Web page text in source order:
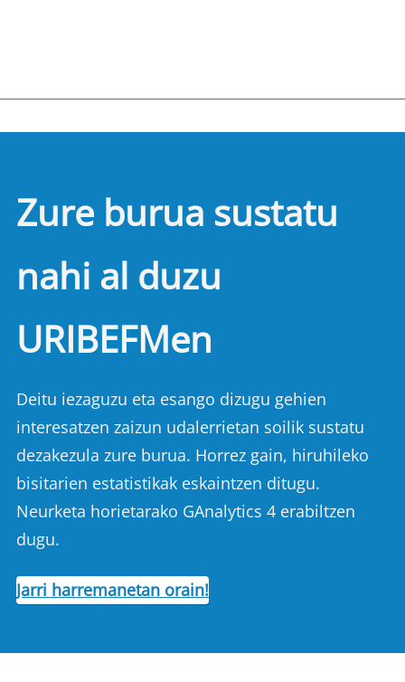
Zure burua sustatu
nahi al duzu
URIBEFMen
Deitu iezaguzu eta esango dizugu gehien
interesatzen zaizun udalerrietan soilik sustatu
dezakezula zure burua. Horrez gain, hiruhileko
bisitarien estatistikak eskaintzen ditugu.
Neurketa horietarako GAnalytics 4 erabiltzen
dugu.
Jarri harremanetan orain!